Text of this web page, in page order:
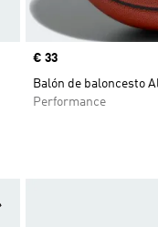
Precio
€ 33
Balón de baloncesto
Performance